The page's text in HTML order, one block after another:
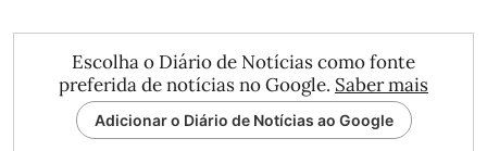
Escolha o Diário de Notícias como fonte
preferida de notícias no Google. Saber mais
Adicionar o Diário de Notícias ao Google